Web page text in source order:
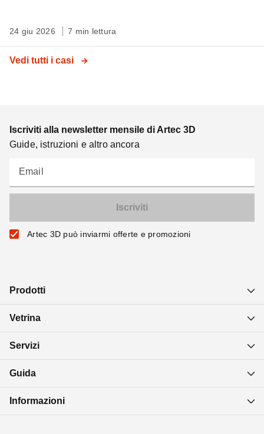
24 giu 2026 7 min lettura
Vedi tutti i casi
Iscriviti alla newsletter mensile di Artec 3D
Guide, istruzioni e altro ancora
Email
Artec 3D può inviarmi offerte e promozioni
Prodotti
Vetrina
Servizi
Guida
Informazioni